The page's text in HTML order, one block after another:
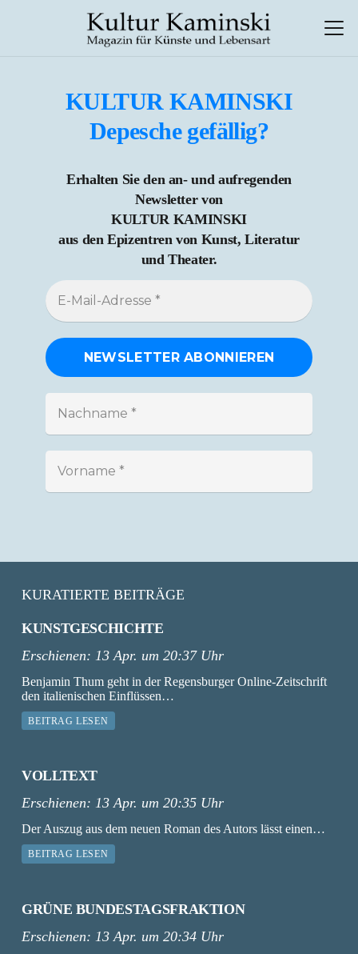
KULTUR KAMINSKI
Depesche gefällig?
Erhalten Sie den an- und aufregenden
Newsletter von
KULTUR KAMINSKI
aus den Epizentren von Kunst, Literatur
und Theater.
KURATIERTE BEITRÄGE
KUNSTGESCHICHTE
Erschienen: 13 Apr. um 20:37 Uhr
Benjamin Thum geht in der Regensburger Online-Zeitschrift
den italienischen Einflüssen…
BEITRAG LESEN
VOLLTEXT
Erschienen: 13 Apr. um 20:35 Uhr
Der Auszug aus dem neuen Roman des Autors lässt einen…
BEITRAG LESEN
GRÜNE BUNDESTAGSFRAKTION
Erschienen: 13 Apr. um 20:34 Uhr